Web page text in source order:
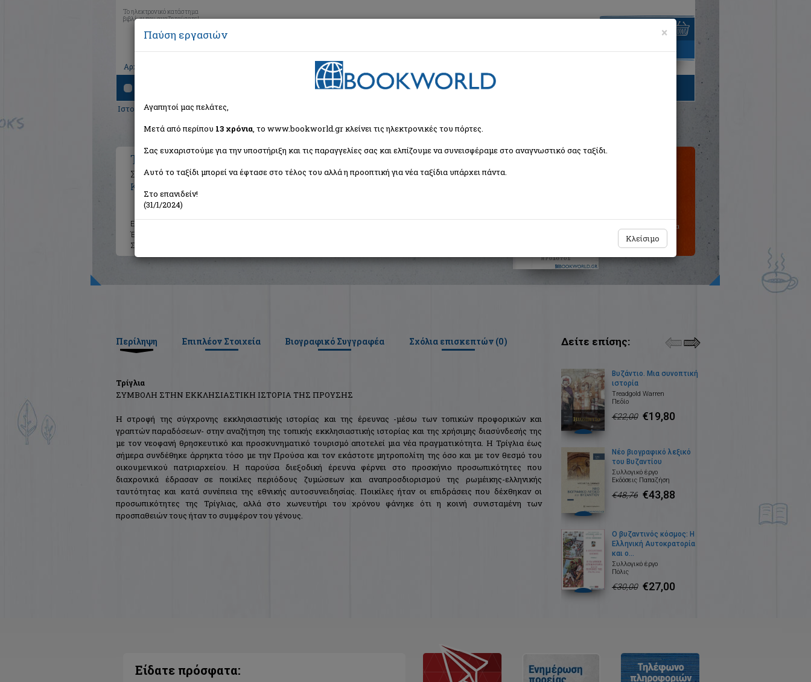
Το ηλεκτρονικό κατάστημα
βιβλίων που αναζητούσατε!
Αρχική
είναι άδειο
Ιστορία>Ρωμαική, Βυζαντινή και Οθωμανική Αυτοκρατορία
Τρίγλια
Συμβολή στην εκκλησιαστική ιστορία της Προύσης
Καψάλης Αθανάσιος
Εκδότης:
Έτος:
Σελίδες:
Δεν υπάρχει δυνατότητα
παραγγελίας
Περίληψη Επιπλέον Στοιχεία Βιογραφικό Συγγραφέα Σχόλια επισκεπτών (0)
Τρίγλια
ΣΥΜΒΟΛΗ ΣΤΗΝ ΕΚΚΛΗΣΙΑΣΤΙΚΗ ΙΣΤΟΡΙΑ ΤΗΣ ΠΡΟΥΣΗΣ
Η στροφή της σύγχρονης εκκλησιαστικής ιστορίας και της έρευνας -μέσω των τοπικών προφορικών και
γραπτών παραδόσεων- στην αναζήτηση της τοπικής εκκλησιαστικής ιστορίας και της χρήσιμης διασύνδεσής της
με τον νεοφανή θρησκευτικό και προσκυνηματικό τουρισμό αποτελεί μια νέα πραγματικότητα. Η Τρίγλια έως
σήμερα συνδέθηκε άρρηκτα τόσο με την Προύσα και τον εκάστοτε μητροπολίτη της όσο και με τον θεσμό του
οικουμενικού πατριαρχείου. Η παρούσα διεξοδική έρευνα φέρνει στο προσκήνιο προσωπικότητες που
διαχρονικά έδρασαν σε ποικίλες περιόδους ζυμώσεων και αναπροσδιορισμού της ρωμέικης-ελληνικής
ταυτότητας και κατά συνέπεια της εθνικής αυτοσυνειδησίας. Ποικίλες ήταν οι επιδράσεις που δέχθηκαν οι
προσωπικότητες της Τρίγλιας, αλλά στο χωνευτήρι του χρόνου φάνηκε ότι η κοινή συνισταμένη των
προσπαθειών τους ήταν το συμφέρον του γένους.
Δείτε επίσης:
Βυζάντιο. Μια συνοπτική
ιστορία
Treadgold Warren
Πεδίο
€22,00 €19,80
Νέο βιογραφικό λεξικό
του Βυζαντίου
Συλλογικό έργο
Εκδόσεις Παπαζήση
€48,76 €43,88
Ο βυζαντινός κόσμος: Η
Ελληνική Αυτοκρατορία
και ο...
Συλλογικό έργο
Πόλις
€30,00 €27,00
Είδατε πρόσφατα:
×
Παύση εργασιών
Αγαπητοί μας πελάτες,
Μετά από περίπου 13 χρόνια, το www.bookworld.gr κλείνει τις ηλεκτρονικές του πόρτες.
Σας ευχαριστούμε για την υποστήριξη και τις παραγγελίες σας και ελπίζουμε να συνεισφέραμε στο αναγνωστικό σας ταξίδι.
Αυτό το ταξίδι μπορεί να έφτασε στο τέλος του αλλά η προοπτική για νέα ταξίδια υπάρχει πάντα.
Στο επανιδείν!
(31/1/2024)
Κλείσιμο